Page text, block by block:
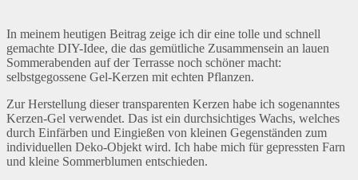
In meinem heutigen Beitrag zeige ich dir eine tolle und schnell
gemachte DIY-Idee, die das gemütliche Zusammensein an lauen
Sommerabenden auf der Terrasse noch schöner macht:
selbstgegossene Gel-Kerzen mit echten Pflanzen.
Zur Herstellung dieser transparenten Kerzen habe ich sogenanntes
Kerzen-Gel verwendet. Das ist ein durchsichtiges Wachs, welches
durch Einfärben und Eingießen von kleinen Gegenständen zum
individuellen Deko-Objekt wird. Ich habe mich für gepressten Farn
und kleine Sommerblumen entschieden.